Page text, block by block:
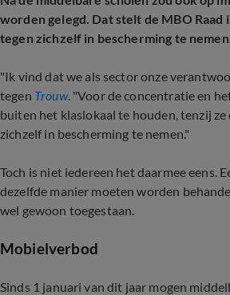
worden gelegd. Dat stelt de MBO Raad
tegen zichzelf in bescherming te
"Ik vind dat we als sector onze
tegen Trouw. "Voor de concentratie en
buiten het klaslokaal te houden, tenzij
zichzelf in bescherming te nemen."
Toch is niet iedereen het daarmee
dezelfde manier moeten worden
wel gewoon toegestaan.
Mobielverbod
Sinds 1 januari van dit jaar mogen